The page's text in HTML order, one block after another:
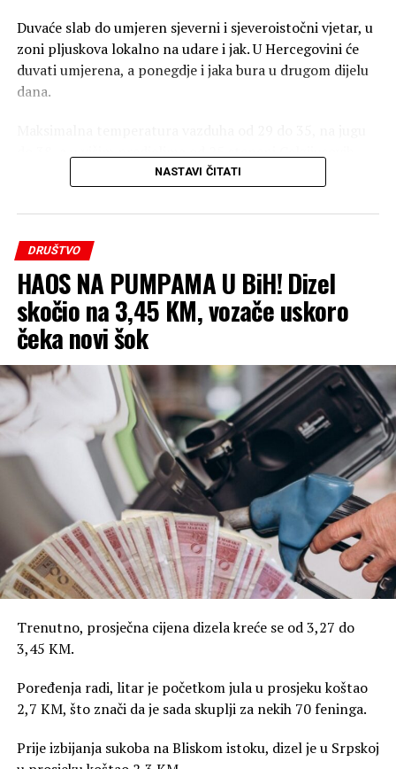
Duvaće slab do umjeren sjeverni i sjeveroistočni vjetar, u
zoni pljuskova lokalno na udare i jak. U Hercegovini će
duvati umjerena, a ponegdje i jaka bura u drugom dijelu
dana.
Prema podacima Federalnog hidrometeorološkog
zavoda, jutros je u većini dijelova Srpske i FBiH sunčano
pljuskovi.
(Srna)
NASTAVI ČITATI
DRUŠTVO
HAOS NA PUMPAMA U BiH! Dizel
skočio na 3,45 KM, vozače uskoro
čeka novi šok
Trenutno, prosječna cijena dizela kreće se od 3,27 do
3,45 KM.
Poređenja radi, litar je početkom jula u prosjeku koštao
2,7 KM, što znači da je sada skuplji za nekih 70 feninga.
Prije izbijanja sukoba na Bliskom istoku, dizel je u Srpskoj